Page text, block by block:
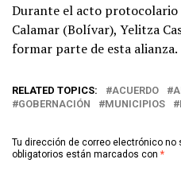
Durante el acto protocolario
Calamar (Bolívar), Yelitza
formar parte de esta alianza.
RELATED TOPICS: ACUERDO
GOBERNACIÓN
MUNICIPIOS
Tu dirección de correo electrónico no
obligatorios están marcados con *